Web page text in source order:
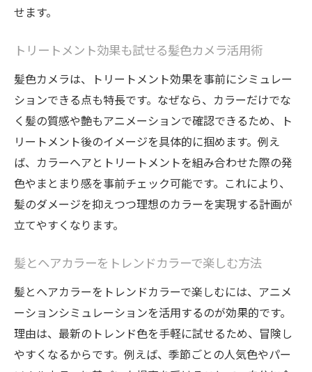
せます。
トリートメント効果も試せる髪色カメラ活用術
髪色カメラは、トリートメント効果を事前にシミュレー
ションできる点も特長です。なぜなら、カラーだけでな
く髪の質感や艶もアニメーションで確認できるため、ト
リートメント後のイメージを具体的に掴めます。例え
ば、カラーヘアとトリートメントを組み合わせた際の発
色やまとまり感を事前チェック可能です。これにより、
髪のダメージを抑えつつ理想のカラーを実現する計画が
立てやすくなります。
髪とヘアカラーをトレンドカラーで楽しむ方法
髪とヘアカラーをトレンドカラーで楽しむには、アニメ
ーションシミュレーションを活用するのが効果的です。
理由は、最新のトレンド色を手軽に試せるため、冒険し
やすくなるからです。例えば、季節ごとの人気色やパー